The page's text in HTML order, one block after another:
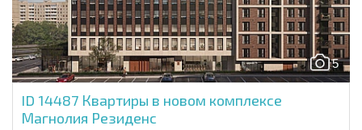
5
ID 14487 Квартиры в новом комплексе
Магнолия Резиденс